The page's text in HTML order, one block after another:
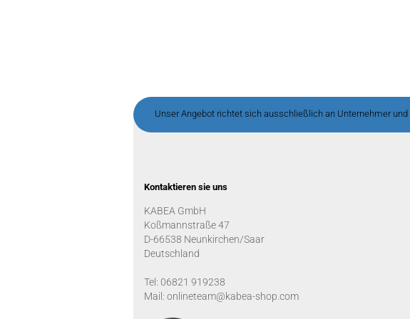
Unser Angebot richtet sich ausschließlich an Unternehmer und
Kontaktieren sie uns
KABEA GmbH
Koßmannstraße 47
D-66538 Neunkirchen/Saar
Deutschland
Tel: 06821 919238
Mail: onlineteam@kabea-shop.com